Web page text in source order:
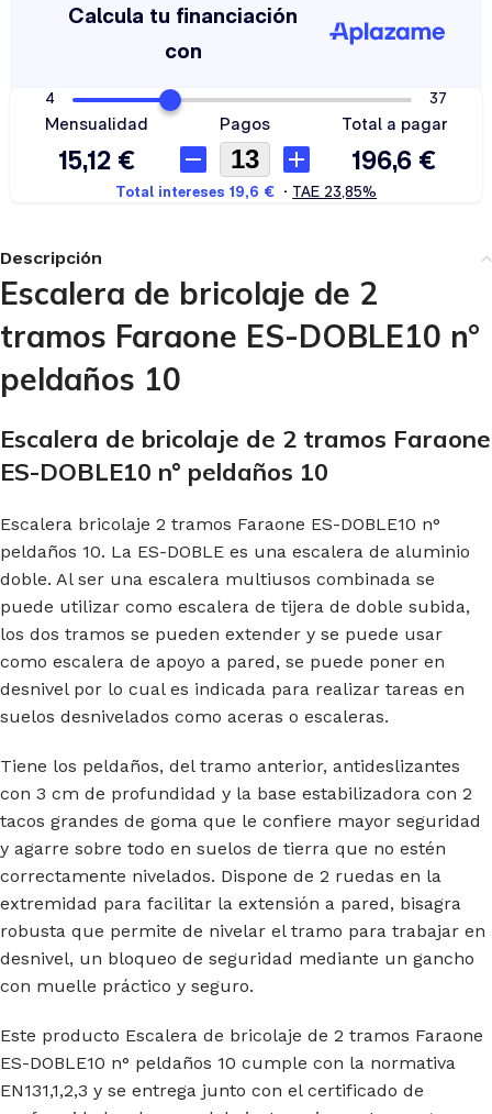
Descripción
Escalera de bricolaje de 2
tramos Faraone ES-DOBLE10 n°
peldaños 10
Escalera de bricolaje de 2 tramos Faraone
ES-DOBLE10 n° peldaños 10
Escalera bricolaje 2 tramos Faraone ES-DOBLE10 n°
peldaños 10. La ES-DOBLE es una escalera de aluminio
doble. Al ser una escalera multiusos combinada se
puede utilizar como escalera de tijera de doble subida,
los dos tramos se pueden extender y se puede usar
como escalera de apoyo a pared, se puede poner en
desnivel por lo cual es indicada para realizar tareas en
suelos desnivelados como aceras o escaleras.
Tiene los peldaños, del tramo anterior, antideslizantes
con 3 cm de profundidad y la base estabilizadora con 2
tacos grandes de goma que le confiere mayor seguridad
y agarre sobre todo en suelos de tierra que no estén
correctamente nivelados. Dispone de 2 ruedas en la
extremidad para facilitar la extensión a pared, bisagra
robusta que permite de nivelar el tramo para trabajar en
desnivel, un bloqueo de seguridad mediante un gancho
con muelle práctico y seguro.
Este producto Escalera de bricolaje de 2 tramos Faraone
ES-DOBLE10 n° peldaños 10 cumple con la normativa
EN131,1,2,3 y se entrega junto con el certificado de